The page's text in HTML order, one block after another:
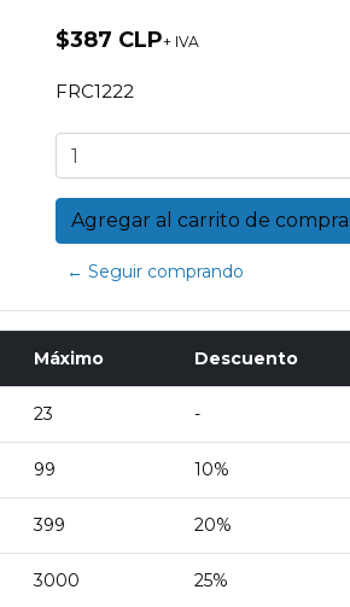
$387 CLP+ IVA
FRC1222
← Seguir comprando
Máximo Descuento
23 -
99 10%
399 20%
3000 25%